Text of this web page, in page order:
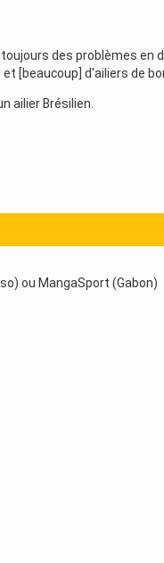
des problèmes en
[beaucoup] d'ailiers de
ailier Brésilien.
ou MangaSport (Gabon)